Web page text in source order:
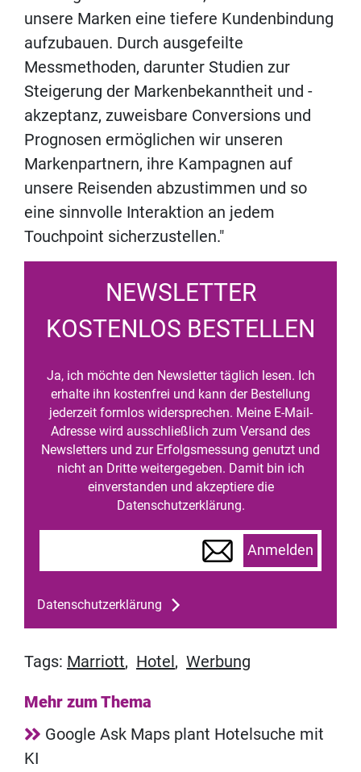
unsere Marken eine tiefere Kundenbindung
aufzubauen. Durch ausgefeilte
Messmethoden, darunter Studien zur
Steigerung der Markenbekanntheit und -
akzeptanz, zuweisbare Conversions und
Prognosen ermöglichen wir unseren
Markenpartnern, ihre Kampagnen auf
unsere Reisenden abzustimmen und so
eine sinnvolle Interaktion an jedem
Touchpoint sicherzustellen."
NEWSLETTER
KOSTENLOS BESTELLEN
Ja, ich möchte den Newsletter täglich lesen. Ich
erhalte ihn kostenfrei und kann der Bestellung
jederzeit formlos widersprechen. Meine E-Mail-
Adresse wird ausschließlich zum Versand des
Newsletters und zur Erfolgsmessung genutzt und
nicht an Dritte weitergegeben. Damit bin ich
einverstanden und akzeptiere die
Datenschutzerklärung.
Anmelden
Datenschutzerklärung
Tags: Marriott, Hotel, Werbung
Mehr zum Thema
Google Ask Maps plant Hotelsuche mit
KI